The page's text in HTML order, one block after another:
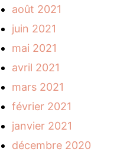
août 2021
juin 2021
mai 2021
avril 2021
mars 2021
février 2021
janvier 2021
décembre 2020